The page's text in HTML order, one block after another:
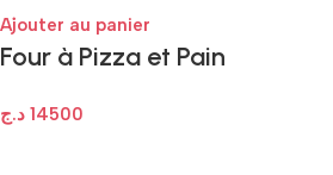
Ajouter au panier
Four à Pizza et Pain
– 1800W (SABM-863)
14500 د.ج